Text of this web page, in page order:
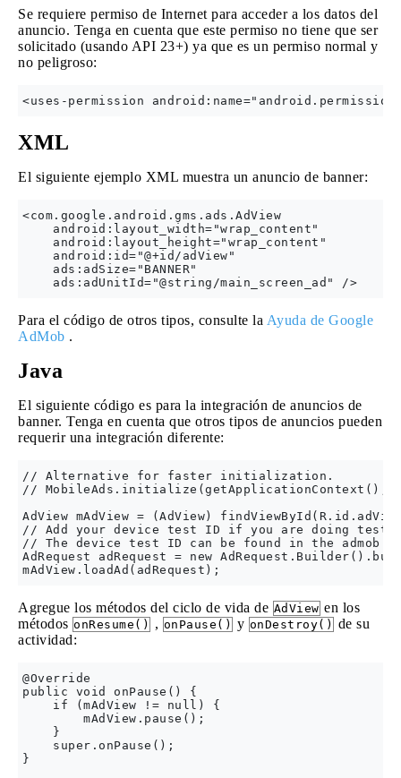
Se requiere permiso de Internet para acceder a los datos del
anuncio. Tenga en cuenta que este permiso no tiene que ser
solicitado (usando API 23+) ya que es un permiso normal y
no peligroso:
XML
El siguiente ejemplo XML muestra un anuncio de banner:
<com.google.android.gms.ads.AdView
    android:layout_width="wrap_content"
    android:layout_height="wrap_content"
    android:id="@+id/adView"
    ads:adSize="BANNER"
Para el código de otros tipos, consulte la Ayuda de Google
AdMob .
Java
El siguiente código es para la integración de anuncios de
banner. Tenga en cuenta que otros tipos de anuncios pueden
requerir una integración diferente:
// Alternative for faster initialization.
// MobileAds.initialize(getApplicationContext(),
AdView mAdView = (AdView)
// Add your device test ID if you are doing
// The device test ID can be found in the admob
AdRequest adRequest = new
Agregue los métodos del ciclo de vida de AdView en los
métodos onResume() , onPause() y onDestroy() de su
actividad:
@Override
public void onPause() {
    if (mAdView != null) {
        mAdView.pause();
    }
    super.onPause();
}